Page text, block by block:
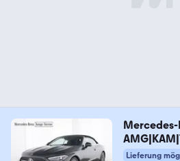
Mercedes-
SHZ+LHZ|
Lieferung